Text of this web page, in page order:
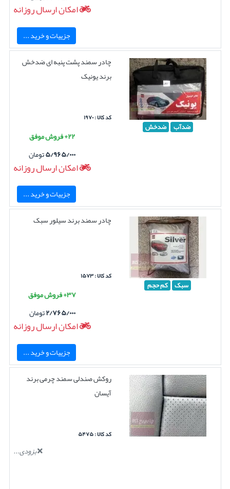
امکان ارسال روزانه
جزییات و خرید ...
ضدآب ضدخش
چادر سمند پشت پنبه ای ضدخش
برند یونیک
کد کالا : ۱۹۷۰
۲۲+ فروش موفق
۵/۹۶۵/۰۰۰تومان
امکان ارسال روزانه
جزییات و خرید ...
سبک کم حجم
چادر سمند برند سیلور سبک
کد کالا : ۱۵۷۳
۳۷+ فروش موفق
۲/۷۶۵/۰۰۰تومان
امکان ارسال روزانه
جزییات و خرید ...
روکش صندلی سمند چرمی برند
آیسان
کد کالا : ۵۴۷۵
بزودی...